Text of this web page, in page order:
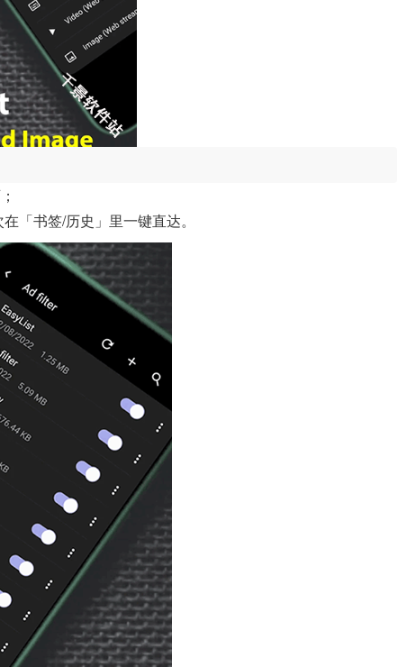
书签/历史」里一键直达。